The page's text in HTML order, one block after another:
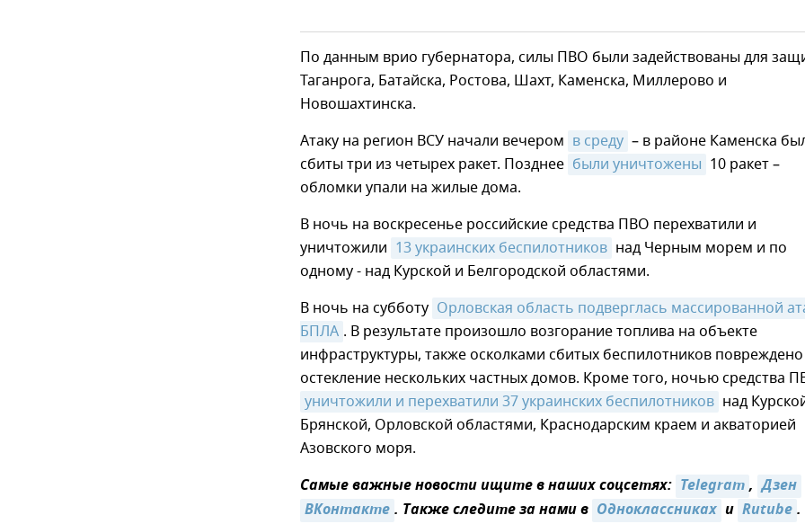
По данным врио губернатора, силы ПВО были задействованы для
Таганрога, Батайска, Ростова, Шахт, Каменска, Миллерово и
Новошахтинска.
Атаку на регион ВСУ начали вечером в среду – в районе Каменска
сбиты три из четырех ракет. Позднее были уничтожены 10 ракет –
обломки упали на жилые дома.
В ночь на воскресенье российские средства ПВО перехватили и
уничтожили 13 украинских беспилотников над Черным морем и по
одному - над Курской и Белгородской областями.
В ночь на субботу Орловская область подверглась массированной
БПЛА . В результате произошло возгорание топлива на объекте
инфраструктуры, также осколками сбитых беспилотников повреждено
остекление нескольких частных домов. Кроме того, ночью средства
уничтожили и перехватили 37 украинских беспилотников над
Брянской, Орловской областями, Краснодарским краем и акваторией
Азовского моря.
Самые важные новости ищите в наших соцсетях: Telegram, Дзен
ВКонтакте. Также следите за нами в Одноклассниках и Rutube.